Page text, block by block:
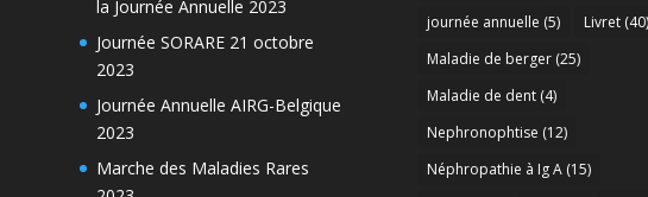
la Journée Annuelle 2023
Journée SORARE 21 octobre
2023
Journée Annuelle AIRG-Belgique
2023
Marche des Maladies Rares
journée annuelle (5) Livret(40)
Maladie de berger(25)
Maladie de dent(4)
Nephronophtise (12)
Néphropathie à Ig A(15)